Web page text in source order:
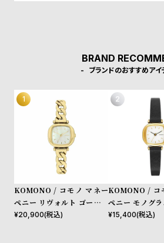
w
o
gp
P
e
こめられています。デザインコンセプ
ー」。そぎ落とされた「ミニマルなデザ
BRAND
ブランドのおすすめアイ
KOMONO / コモノ マネー
ペニー リヴォルト ゴールド
ホワイト
¥20,900(税込)
KOMONO / コ
ペニー モノグラ
ブラック
¥15,400(税込)